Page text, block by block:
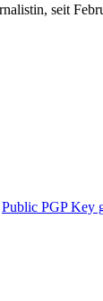
seit
Public PGP Key